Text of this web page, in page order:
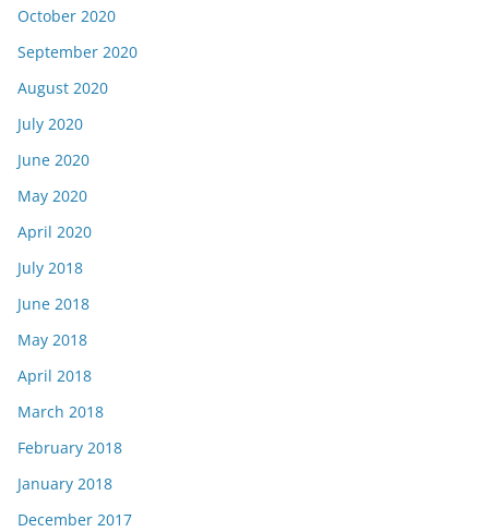
October 2020
September 2020
August 2020
July 2020
June 2020
May 2020
April 2020
July 2018
June 2018
May 2018
April 2018
March 2018
February 2018
January 2018
December 2017